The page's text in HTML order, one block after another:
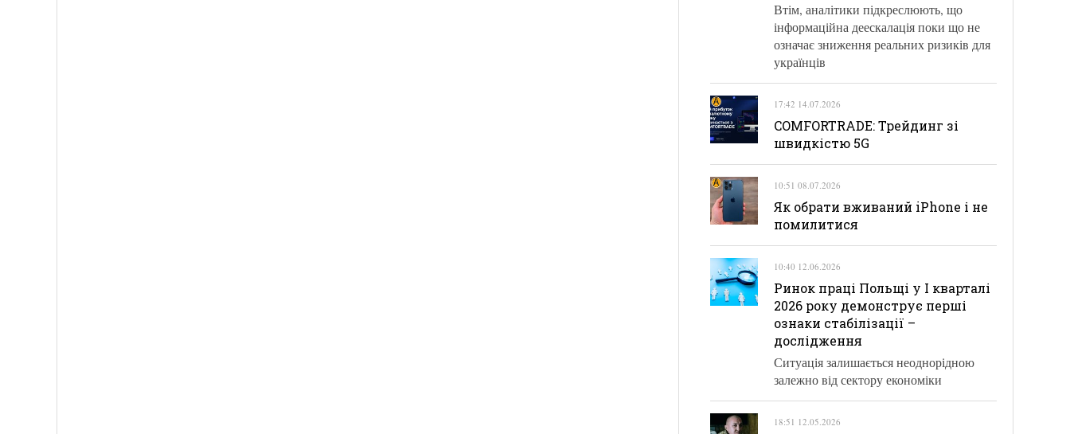
Втім, аналітики підкреслюють, що
інформаційна деескалація поки що не
означає зниження реальних ризиків для
українців
17:42 14.07.2026
COMFORTRADE: Трейдинг зі
швидкістю 5G
10:51 08.07.2026
Як обрати вживаний iPhone і не
помилитися
10:40 12.06.2026
Ринок праці Польщі у І кварталі
2026 року демонструє перші
ознаки стабілізації –
дослідження
Ситуація залишається неоднорідною
залежно від сектору економіки
18:51 12.05.2026